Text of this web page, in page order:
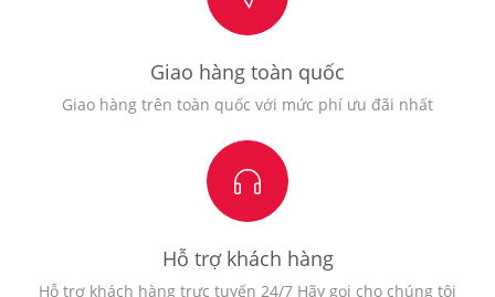
Giao hàng toàn quốc
Giao hàng trên toàn quốc với mức phí ưu đãi nhất
Hỗ trợ khách hàng
Hỗ trợ khách hàng trực tuyến 24/7 Hãy gọi cho chúng tôi